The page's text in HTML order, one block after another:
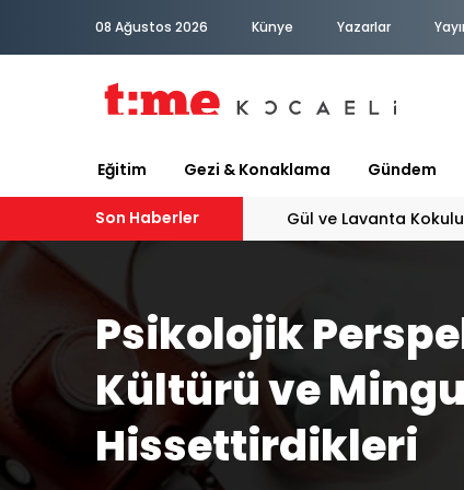
08 Ağustos 2026 Künye Yazarlar
Eğitim Gezi & Konaklama Gündem
Son Haberler Gül ve Lavanta
Psikolojik
Kültürü ve
Hissettirdikleri